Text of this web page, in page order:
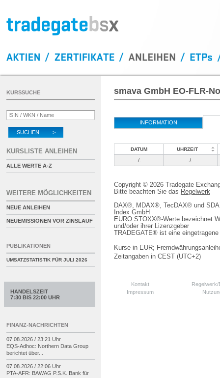
smava GmbH EO-FLR-
INFORMATION
DATUM UHRZEIT
./. ./.
Copyright © 2026 Tradegate
Bitte beachten Sie das Regelwerk
DAX®, MDAX®, TecDAX® und
Index GmbH
EURO STOXX®-Werte bezeichnet
und/oder ihrer Lizenzgeber
TRADEGATE® ist eine
Kurse in EUR;
Zeitangaben in CEST (UTC+2)
Kontakt
Impressum
KURSSUCHE
SUCHEN >
KURSLISTE ANLEIHEN
ALLE WERTE A-Z
WEITERE MÖGLICHKEITEN
NEUE ANLEIHEN
NEUEMISSIONEN VOR ZINSLAUF
PUBLIKATIONEN
UMSATZSTATISTIK FÜR JULI 2026
HANDELSZEIT
7:30 BIS 22:00 UHR
FINANZ-NACHRICHTEN
07.08.2026 / 23:21 Uhr
EQS-Adhoc: Northern Data Group
berichtet über...
07.08.2026 / 22:06 Uhr
PTA-AFR: BAWAG P.S.K. Bank für